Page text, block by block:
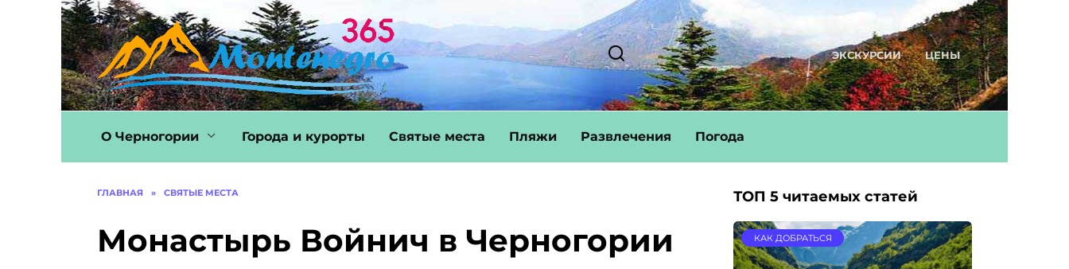
содержанию
ЭКСКУРСИИ ЦЕНЫ
О Черногории Города и курорты Святые места Пляжи Развлечения Погода
ГЛАВНАЯ » СВЯТЫЕ МЕСТА
Монастырь Войнич в Черногории
ТОП 5 читаемых статей
КАК ДОБРАТЬСЯ